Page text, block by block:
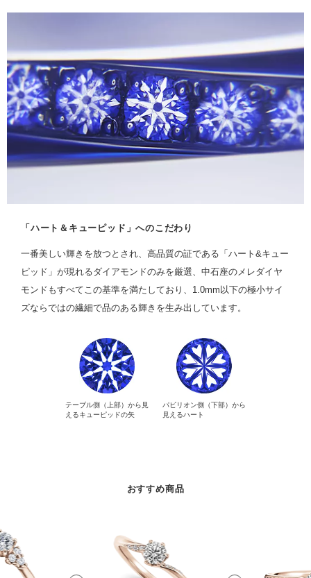
「ハート＆キューピッド」へのこだわり
一番美しい輝きを放つとされ、高品質の証である「ハート&キュー
ピッド」が現れるダイアモンドのみを厳選、中石座のメレダイヤ
モンドもすべてこの基準を満たしており、1.0mm以下の極小サイ
ズならではの繊細で品のある輝きを生み出しています。
テーブル側（上部）から見
えるキューピッドの矢
パビリオン側（下部）から
見えるハート
おすすめ商品